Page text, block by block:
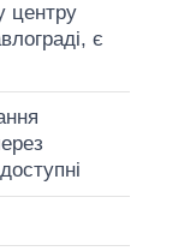
центру
є